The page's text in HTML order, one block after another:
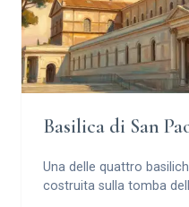
Basilica di San
Una delle quattro
costruita sulla tomba